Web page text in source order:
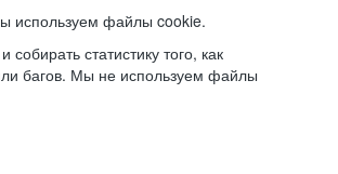
используем файлы cookie.
статистику того, как
багов. Мы не используем файлы